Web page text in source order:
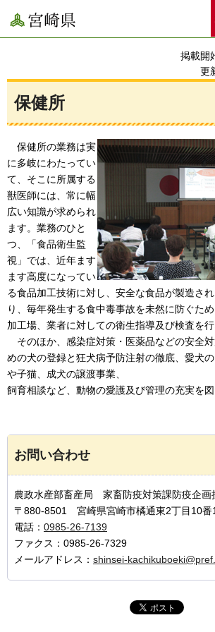
宮崎県
掲載開
更
保健所
保健所の業務は実
に多岐にわたってい
て、そこに所属する
獣医師には、常に幅
広い知識が求められ
ます。業務のひと
つ、「食品衛生監
視」では、近年ます
ます高度になってい
る食品加工技術に対し、安全な食品が製造さ
り、毎年発生する食中毒事故を未然に防ぐた
加工場、業者に対しての衛生指導及び検査を行
そのほか、 感染症対策・医薬品などの安全
めの犬の登録と狂犬病予防注射の徹底、愛犬
や子猫、成犬の譲渡事業、
飼育相談など、動物の愛護及び管理の充実を図
お問い合わせ
農政水産部畜産局 家畜防疫対策課防疫企画
〒880-8501 宮崎県宮崎市橘通東2丁目10番
電話： 0985-26-7139
ファクス：0985-26-7329
メールアドレス： shinsei-